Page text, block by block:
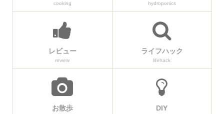
cooking hydroponics
レビュー
review
ライフハック
lifehack
お散歩 DIY